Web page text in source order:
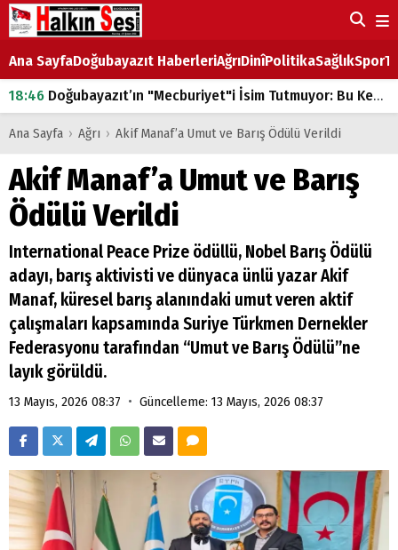
Ana SayfaDoğubayazıt HaberleriAğrıDinîPolitikaSağlıkSpor
18:46 Doğubayazıt’ın "Mecburiyet"i İsim Tutmuyor: Bu Kez de Mem u Zîn Oldu!
07:53Doğubayazıt’ta Ekmek Fiyatlarına Zam
07:16 Doğubayazıt'ta çocukların sırtındaki ağır yük
07:00
DEVLET ve HÜKÜMET
18:29ÇARŞI CADDESİ YAZ BOZ TAHTASI
Ana Sayfa › Ağrı › Akif Manaf’a Umut ve Barış Ödülü Verildi
Akif Manaf’a Umut ve Barış
Ödülü Verildi
International Peace Prize ödüllü, Nobel Barış Ödülü
adayı, barış aktivisti ve dünyaca ünlü yazar Akif
Manaf, küresel barış alanındaki umut veren aktif
çalışmaları kapsamında Suriye Türkmen Dernekler
Federasyonu tarafından “Umut ve Barış Ödülü”ne
layık görüldü.
13 Mayıs, 2026 08:37 • Güncelleme: 13 Mayıs, 2026 08:37